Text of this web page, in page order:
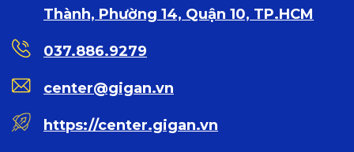
Thành, Phường 14, Quận 10, TP.HCM
037.886.9279
center@gigan.vn
https://center.gigan.vn